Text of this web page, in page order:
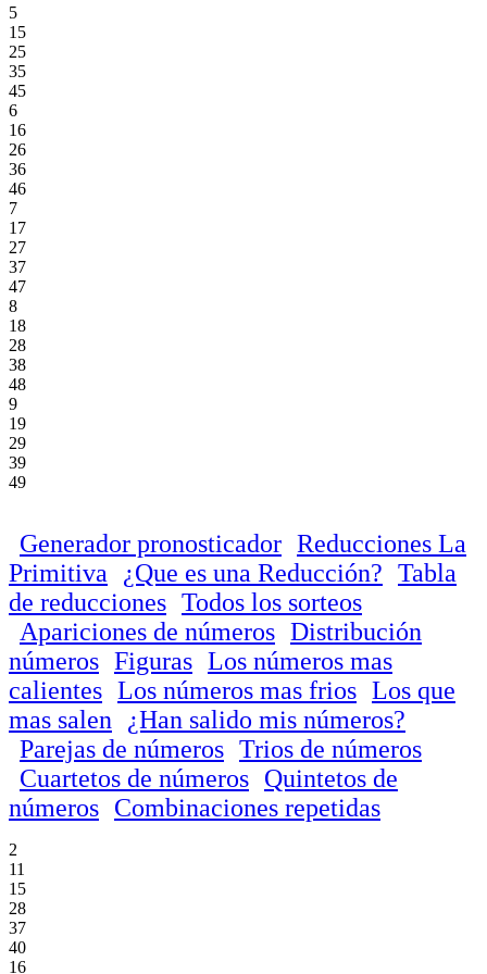
5
15
25
35
45
6
16
26
36
46
7
17
27
37
47
8
18
28
38
48
9
19
29
39
49
Generador pronosticador Reducciones La
Primitiva
¿Que es una Reducción? Tabla
de reducciones Todos los sorteos
Apariciones de números Distribución
números Figuras Los números mas
calientes Los números mas frios Los que
mas salen
¿Han salido mis números?
Parejas de números Trios de números
Cuartetos de números Quintetos de
números Combinaciones repetidas
2
11
15
28
37
40
16